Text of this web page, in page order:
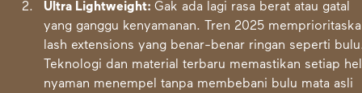
Ultra Lightweight:Gak ada lagi rasa berat atau gatal
yang ganggu kenyamanan. Tren 2025
lash extensions yang benar-benar ringan seperti
Teknologi dan material terbaru memastikan setiap
nyaman menempel tanpa membebani bulu mata asli